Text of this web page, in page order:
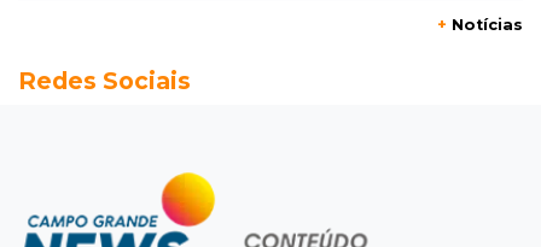
Do 1º prêmio às dívidas, jogadores relatam
Fomento
Com só 1,3% do crédito de inovação da Finep,
indústria de MS pede espaço
+ Notícias
Redes Sociais